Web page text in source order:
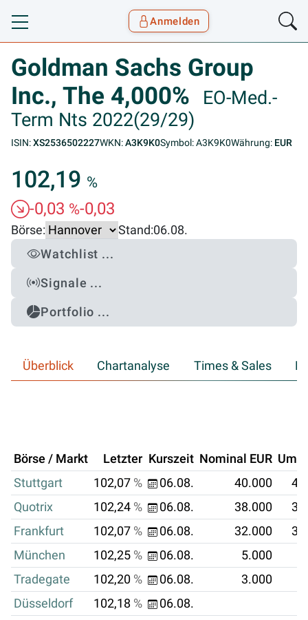
Toggle navigation
Anmelden
Goldman Sachs Group
Inc., The 4,000%
EO-Med.-
Term Nts 2022(29/29)
ISIN:XS2536502227WKN:A3K9K0Symbol: A3K9K0Währung: EUR
102,19 %
-0,03 %-0,03
Börse: Stand:06.08.
Watchlist ...
Signale ...
Portfolio ...
Überblick Chartanalyse Times & Sales
Börse / Markt Letzter Kurszeit Nominal EUR
Stuttgart
102,07 % 06.08. 40.000
Quotrix
102,24 % 06.08. 38.000
Frankfurt
102,07 % 06.08. 32.000
München
102,25 % 06.08. 5.000
Tradegate
102,20 % 06.08. 3.000
Düsseldorf
102,18 %
06.08.